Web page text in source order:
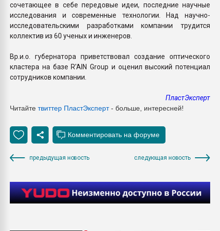
сочетающее в себе передовые идеи, последние научные
исследования и современные технологии. Над научно-
исследовательскими разработками компании трудится
коллектив из 60 ученых и инженеров.
Вр.и.о. губернатора приветствовал создание оптического
кластера на базе R'AIN Group и оценил высокий потенциал
сотрудников компании.
ПластЭксперт
Читайте твиттер ПластЭксперт- больше, интересней!
предыдущая новость следующая новость